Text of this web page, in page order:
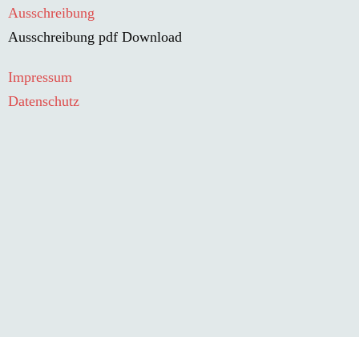
Ausschreibung
Ausschreibung pdf Download
Impressum
Datenschutz